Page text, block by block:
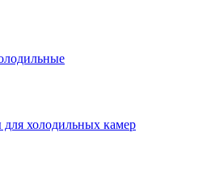
для холодильных камер